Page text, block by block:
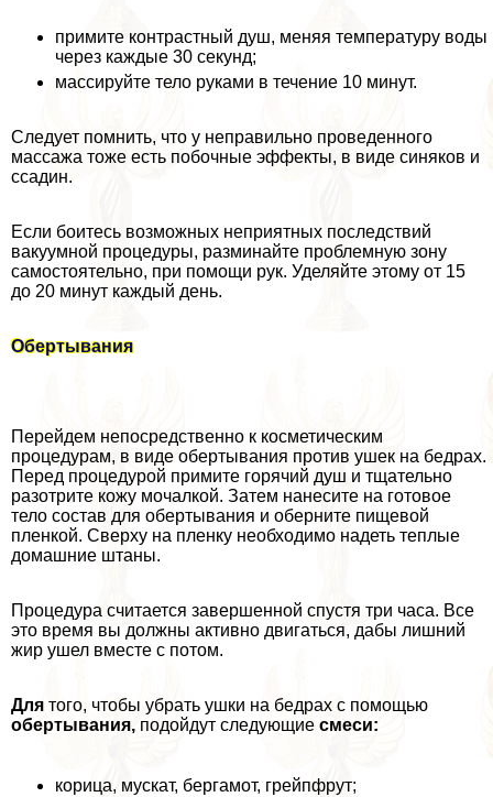
примите контрастный душ, меняя температуру воды
через каждые 30 секунд;
массируйте тело руками в течение 10 минут.
Следует помнить, что у неправильно проведенного
массажа тоже есть побочные эффекты, в виде синяков и
ссадин.
Если боитесь возможных неприятных последствий
вакуумной процедуры, разминайте проблемную зону
самостоятельно, при помощи рук. Уделяйте этому от 15
до 20 минут каждый день.
Обертывания
Перейдем непосредственно к косметическим
процедypaм, в виде обертывания против ушек на бедрах.
Перед процедурой примите горячий душ и тщательно
разотрите кожу мочалкой. Затем нанесите на готовое
тело состав для обертывания и оберните пищевой
пленкой. Сверху на пленку необходимо надеть теплые
домашние штаны.
Процедypa считается завершенной спустя три часа. Все
это время вы должны активно двигаться, дабы лишний
жир ушел вместе с потом.
Для того, чтобы убрать ушки на бедрах с помощью
обертывания, подойдут следующие смеси:
корица, мускат, бергамот, грейпфрут;